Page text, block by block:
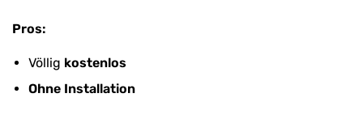
Pros:
Völlig kostenlos
Ohne Installation